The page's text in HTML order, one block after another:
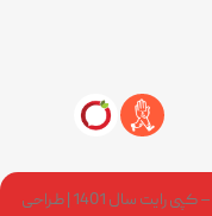
تمام حقوق وب سایت متعلق به آویزساز می باشد – کپی رایت سال 1401 | طراحی